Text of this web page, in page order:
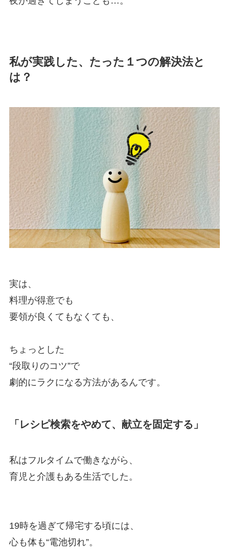
私が実践した、たった１つの解決法と
は？
実は、
料理が得意でも
要領が良くてもなくても、
ちょっとした
“段取りのコツ”で
劇的にラクになる方法があるんです。
「レシピ検索をやめて、献立を固定する」
私はフルタイムで働きながら、
育児と介護もある生活でした。
19時を過ぎて帰宅する頃には、
心も体も“電池切れ”。